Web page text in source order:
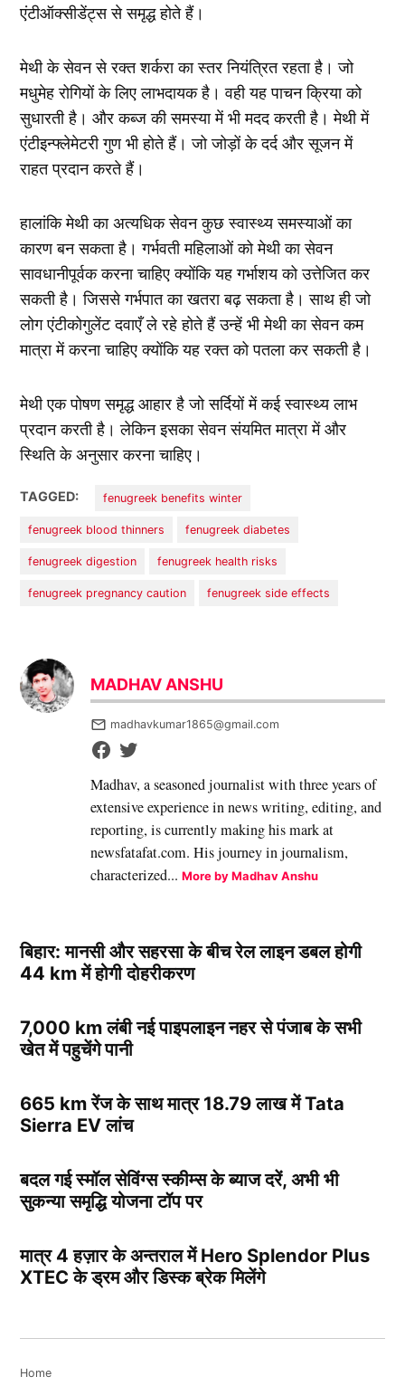
एंटीऑक्सीडेंट्स से समृद्ध होते हैं।
मेथी के सेवन से रक्त शर्करा का स्तर नियंत्रित रहता है। जो
मधुमेह रोगियों के लिए लाभदायक है। वही यह पाचन क्रिया को
सुधारती है। और कब्ज की समस्या में भी मदद करती है। मेथी में
एंटीइन्फ्लेमेटरी गुण भी होते हैं। जो जोड़ों के दर्द और सूजन में
राहत प्रदान करते हैं।
हालांकि मेथी का अत्यधिक सेवन कुछ स्वास्थ्य समस्याओं का
कारण बन सकता है। गर्भवती महिलाओं को मेथी का सेवन
सावधानीपूर्वक करना चाहिए क्योंकि यह गर्भाशय को उत्तेजित कर
सकती है। जिससे गर्भपात का खतरा बढ़ सकता है। साथ ही जो
लोग एंटीकोगुलेंट दवाएँ ले रहे होते हैं उन्हें भी मेथी का सेवन कम
मात्रा में करना चाहिए क्योंकि यह रक्त को पतला कर सकती है।
मेथी एक पोषण समृद्ध आहार है जो सर्दियों में कई स्वास्थ्य लाभ
प्रदान करती है। लेकिन इसका सेवन संयमित मात्रा में और
स्थिति के अनुसार करना चाहिए।
TAGGED: fenugreek benefits winter
fenugreek blood thinners fenugreek diabetes
fenugreek digestion fenugreek health risks
fenugreek pregnancy caution fenugreek side effects
MADHAV ANSHU
madhavkumar1865@gmail.com
Madhav, a seasoned journalist with three years of
extensive experience in news writing, editing, and
reporting, is currently making his mark at
newsfatafat.com. His journey in journalism,
characterized...More by Madhav Anshu
बिहार: मानसी और सहरसा के बीच रेल लाइन डबल होगी
44 km में होगी दोहरीकरण
7,000 km लंबी नई पाइपलाइन नहर से पंजाब के सभी
खेत में पहुचेंगे पानी
665 km रेंज के साथ मात्र 18.79 लाख में Tata
Sierra EV लांच
बदल गई स्मॉल सेविंग्स स्कीम्स के ब्याज दरें, अभी भी
सुकन्या समृद्धि योजना टॉप पर
मात्र 4 हज़ार के अन्तराल में Hero Splendor Plus
XTEC के ड्रम और डिस्क ब्रेक मिलेंगे
Home